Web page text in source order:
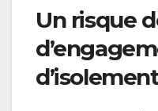
Un risque